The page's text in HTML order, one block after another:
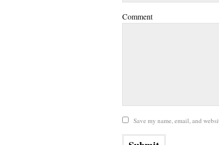
Comment
Save my name, email, and